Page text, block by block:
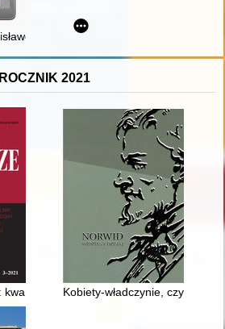
w latach 1921-1939
ROCZNIK 2021
kwartalnik poświęcony historii XX wieku.
Kobiety-władczynie, czyli